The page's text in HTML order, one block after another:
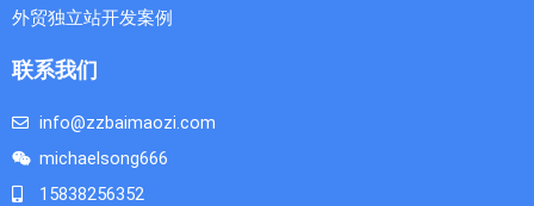
外贸独立站开发案例
联系我们
info@zzbaimaozi.com
michaelsong666
15838256352